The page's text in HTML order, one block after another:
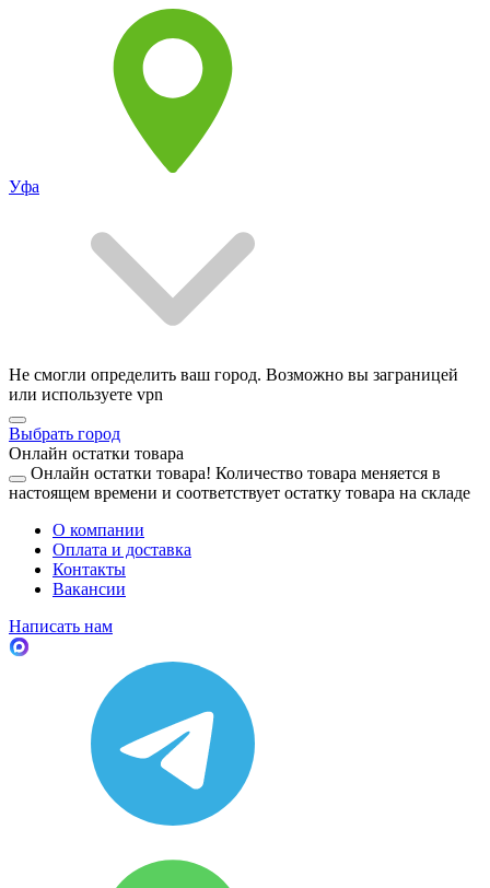
Уфа
Не смогли определить ваш город. Возможно вы заграницей
или используете vpn
Выбрать город
Онлайн остатки товара
Онлайн остатки товара! Количество товара меняется в
настоящем времени и соответствует остатку товара на складе
О компании
Оплата и доставка
Контакты
Вакансии
Написать нам